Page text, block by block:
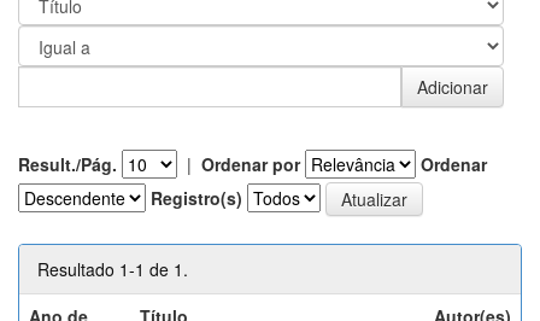
Result./Pág. | Ordenar por
Ordenar
Registro(s)
Resultado 1-1 de 1.
Ano de
Título Autor(es)